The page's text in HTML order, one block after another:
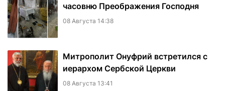
часовню Преображения Господня
08 Августа 14:38
Митрополит Онуфрий встретился с
иерархом Сербской Церкви
08 Августа 13:41